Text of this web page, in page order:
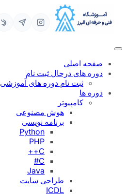
محتوا
صفحه اصلی
دوره های درحال ثبت نام
ثبت نام دوره های آموزشی
دوره ها
کامپیوتر
هوش مصنوعی
برنامه نویسی
Python
PHP
C++
C#
Java
طراحی سایت
ICDL